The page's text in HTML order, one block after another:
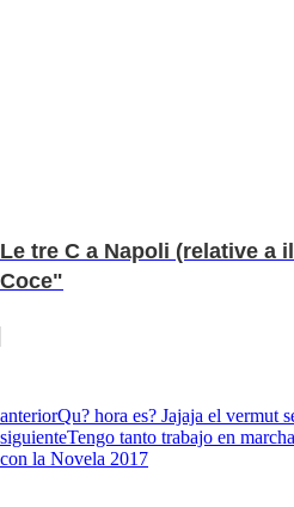
Le tre C a Napoli (relative a
Coce"
anteriorQu? hora es? Jajaja el vermut
siguienteTengo tanto trabajo en
con la Novela 2017